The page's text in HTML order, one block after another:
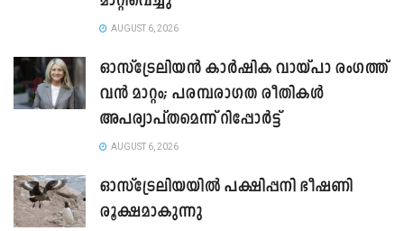
AUGUST 6, 2026
ഓസ്‌ട്രേലിയൻ കാർഷിക വായ്പാ രംഗത്ത്
വൻ മാറ്റം; പരമ്പരാഗത രീതികൾ
അപര്യാപ്തമെന്ന് റിപ്പോർട്ട്
AUGUST 6, 2026
ഓസ്ട്രേലിയയിൽ പക്ഷിപ്പനി ഭീഷണി
രൂക്ഷമാകുന്നു